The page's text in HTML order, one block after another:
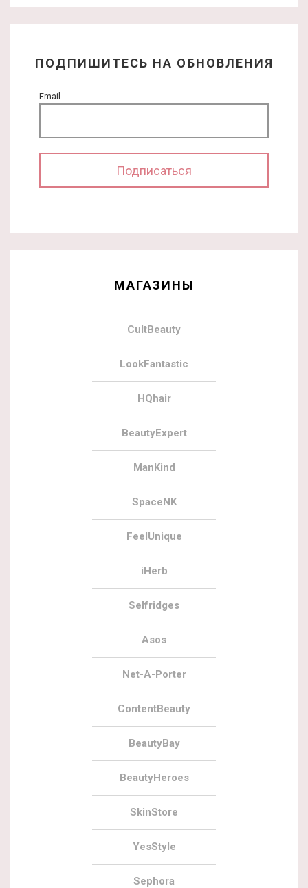
ПОДПИШИТЕСЬ НА ОБНОВЛЕНИЯ
Email
МАГАЗИНЫ
CultBeauty
LookFantastic
HQhair
BeautyExpert
ManKind
SpaceNK
FeelUnique
iHerb
Selfridges
Asos
Net-A-Porter
ContentBeauty
BeautyBay
BeautyHeroes
SkinStore
YesStyle
Sephora